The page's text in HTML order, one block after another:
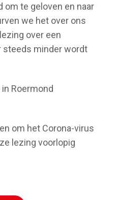
om te geloven en naar
we het over ons
over een
steeds minder wordt
Roermond
om het Corona-virus
lezing voorlopig